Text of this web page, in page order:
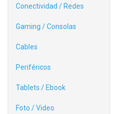
Conectividad / Redes
Gaming / Consolas
Cables
Periféricos
Tablets / Ebook
Foto / Video